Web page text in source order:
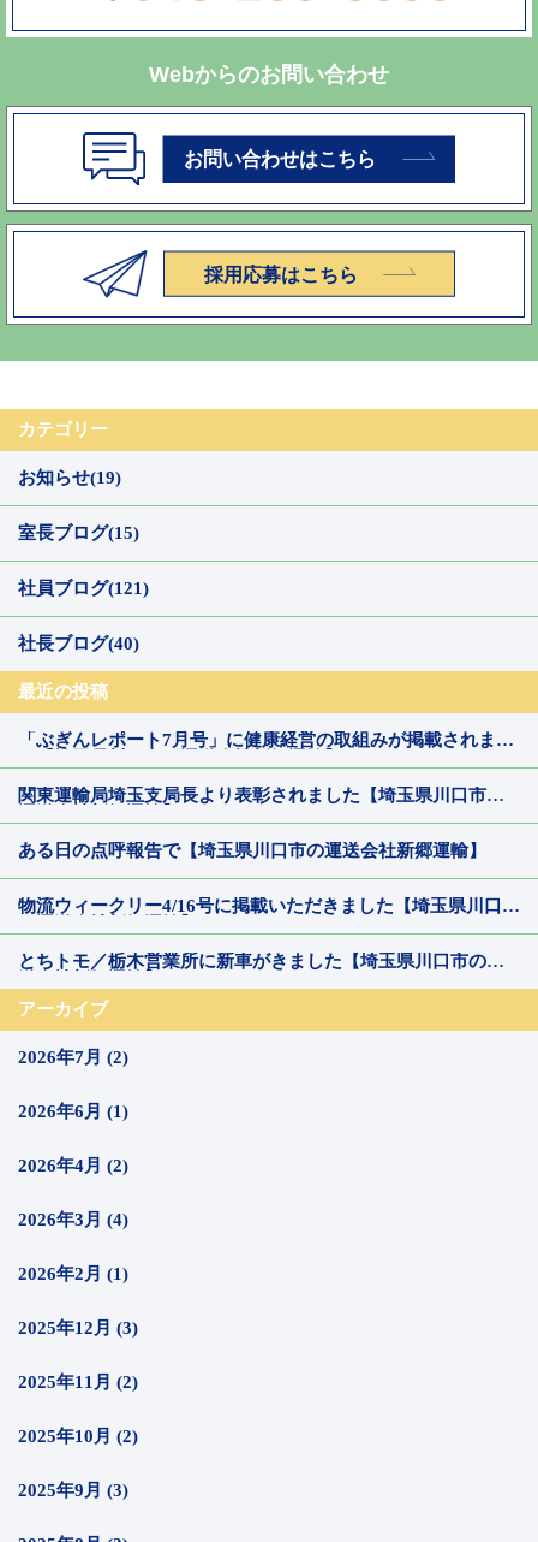
Webからのお問い合わせ
カテゴリー
お知らせ(19)
室長ブログ(15)
社員ブログ(121)
社長ブログ(40)
最近の投稿
「ぶぎんレポート7月号」に健康経営の取組みが掲載されまし
関東運輸局埼玉支局長より表彰されました【埼玉県川口市の
ある日の点呼報告で【埼玉県川口市の運送会社新郷運輸】
物流ウィークリー4/16号に掲載いただきました【埼玉県川口市
とちトモ／栃木営業所に新車がきました【埼玉県川口市の運
アーカイブ
2026年7月 (2)
2026年6月 (1)
2026年4月 (2)
2026年3月 (4)
2026年2月 (1)
2025年12月 (3)
2025年11月 (2)
2025年10月 (2)
2025年9月 (3)